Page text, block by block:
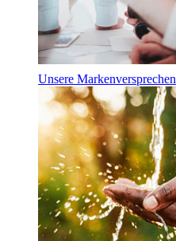
Unsere Markenversprechen